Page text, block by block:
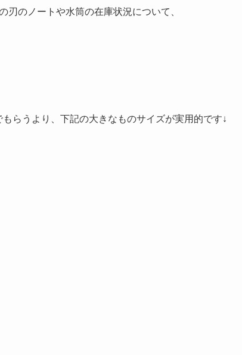
刃のノートや水筒の在庫状況について、
らうより、下記の大きなものサイズが実用的です↓